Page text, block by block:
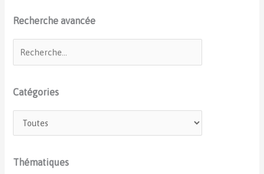
Recherche avancée
Catégories
Thématiques